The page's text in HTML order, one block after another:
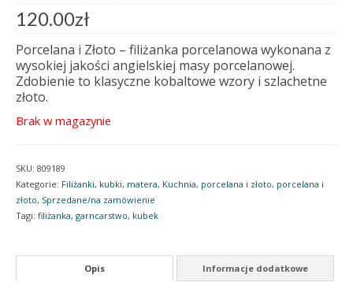
120.00zł
Porcelana i Złoto – filiżanka porcelanowa wykonana z
wysokiej jakości angielskiej masy porcelanowej.
Zdobienie to klasyczne kobaltowe wzory i szlachetne
złoto.
Brak w magazynie
SKU: 809189
Kategorie: Filiżanki, kubki, matera, Kuchnia, porcelana i złoto, porcelana i
złoto, Sprzedane/na zamówienie
Tagi: filiżanka, garncarstwo, kubek
Opis Informacje dodatkowe